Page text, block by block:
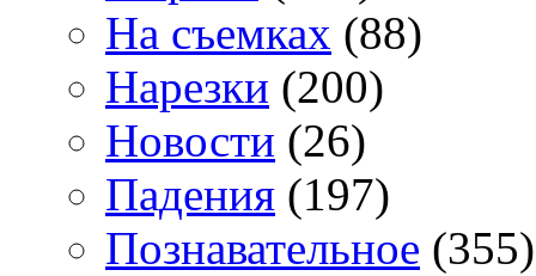
На съемках (88)
Нарезки (200)
Новости (26)
Падения (197)
Познавательное (355)